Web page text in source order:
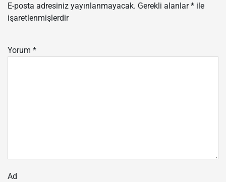
E-posta adresiniz yayınlanmayacak. Gerekli alanlar* ile
işaretlenmişlerdir
Yorum *
Ad